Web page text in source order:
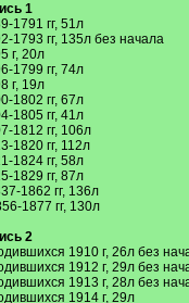
1
1791 гг, 51л
1793 гг, 135л без начала
г, 20л
1799 гг, 74л
г, 19л
1802 гг, 67л
1805 гг, 41л
1812 гг, 106л
1820 гг, 112л
1824 гг, 58л
1829 гг, 87л
1862 гг, 136л
1877 гг, 130л
2
1910 г, 26л без
1912 г, 29л без
1913 г, 28л без
1914 г, 29л